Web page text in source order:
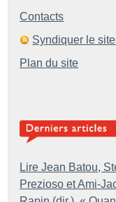
Contacts
Syndiquer le
Plan du site
Lire Jean Batou,
Prezioso et Ami-